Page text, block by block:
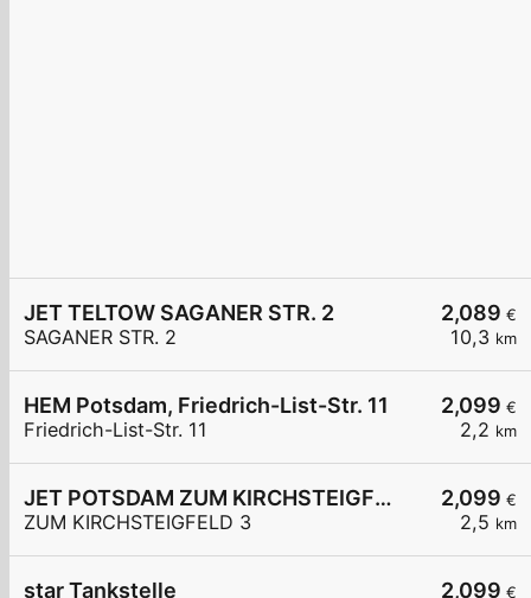
2,089 €
10,3 km
JET TELTOW SAGANER STR. 2
SAGANER STR. 2
2,099 €
2,2 km
HEM Potsdam, Friedrich-List-Str. 11
Friedrich-List-Str. 11
2,099 €
2,5 km
JET POTSDAM ZUM KIRCHSTEIGFELD 3
ZUM KIRCHSTEIGFELD 3
2,099 €
star Tankstelle